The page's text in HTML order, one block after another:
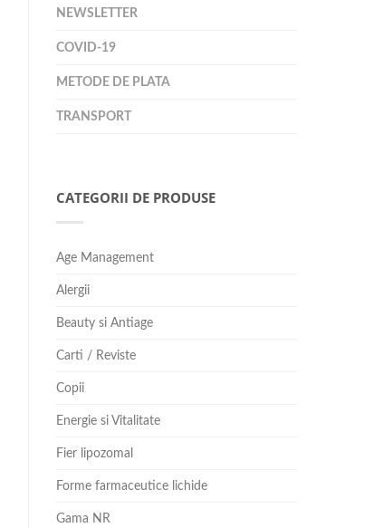
NEWSLETTER
COVID-19
METODE DE PLATA
TRANSPORT
CATEGORII DE PRODUSE
Age Management
Alergii
Beauty si Antiage
Carti / Reviste
Copii
Energie si Vitalitate
Fier lipozomal
Forme farmaceutice lichide
Gama NR